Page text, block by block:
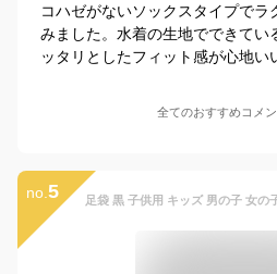
コハゼがないソックスタイプでラ
みました。水着の生地でできてい
ッタリとしたフィット感が心地い
全てのおすすめコメン
no. 5